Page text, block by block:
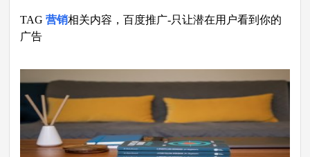
TAG营销相关内容，百度推广-只让潜在用户看到你的
广告